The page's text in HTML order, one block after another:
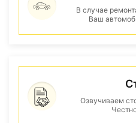
В случае
Ваш
Озвучиваем